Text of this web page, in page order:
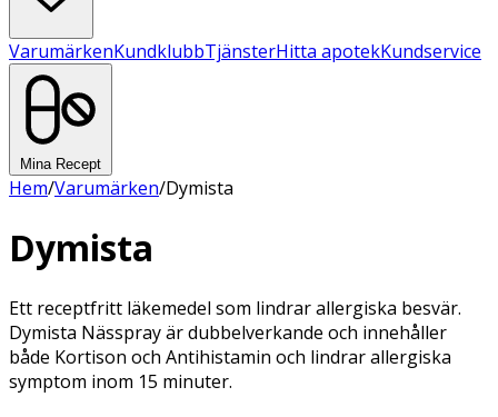
VarumärkenKundklubbTjänsterHitta apotekKundservice
Mina Recept
Hem/Varumärken/Dymista
Dymista
Ett receptfritt läkemedel som lindrar allergiska besvär.
Dymista Nässpray är dubbelverkande och innehåller
både Kortison och Antihistamin och lindrar allergiska
symptom inom 15 minuter.